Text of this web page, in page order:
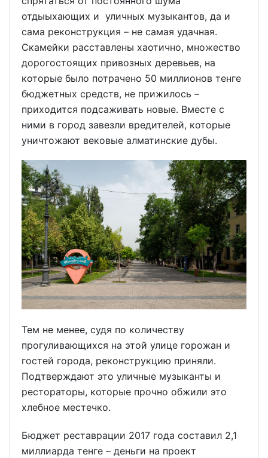
отдыыхающих и уличных музыкантов, да и
сама реконструкция – не самая удачная.
Скамейки расставлены хаотично, множество
дорогостоящих привозных деревьев, на
которые было потрачено 50 миллионов тенге
бюджетных средств, не прижилось –
приходится подсаживать новые. Вместе с
ними в город завезли вредителей, которые
уничтожают вековые алматинские дубы.
Тем не менее, судя по количеству
прогуливающихся на этой улице горожан и
гостей города, реконструкцию приняли.
Подтверждают это уличные музыканты и
рестораторы, которые прочно обжили это
хлебное местечко.
Бюджет реставрации 2017 года составил 2,1
миллиарда тенге – деньги на проект